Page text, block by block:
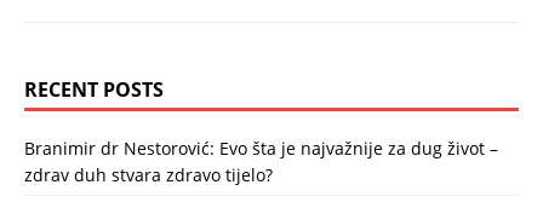
RECENT POSTS
Branimir dr Nestorović: Evo šta je najvažnije za dug život –
zdrav duh stvara zdravo tijelo?